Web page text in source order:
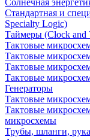
Солнечная
Стандартная и
Specialty Logic)
Таймеры (Clock and
Тактовые
Тактовые
Тактовые
Тактовые
Генераторы
Тактовые
Тактовые
микросхемы
Трубы, шланги,